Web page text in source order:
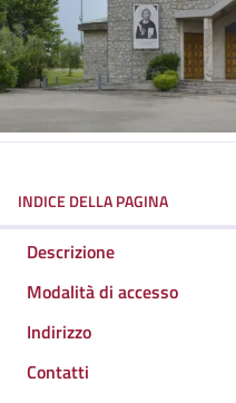
INDICE DELLA PAGINA
Descrizione
Modalità di accesso
Indirizzo
Contatti